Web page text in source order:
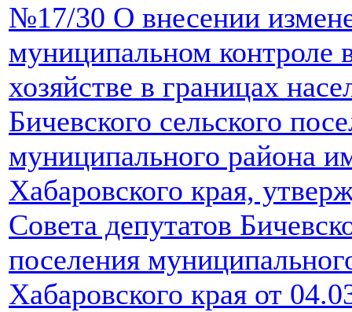
№17/30 О внесении
муниципальном контроле
хозяйстве в границах
Бичевского сельского
муниципального района
Хабаровского края,
Совета депутатов
поселения
Хабаровского края от